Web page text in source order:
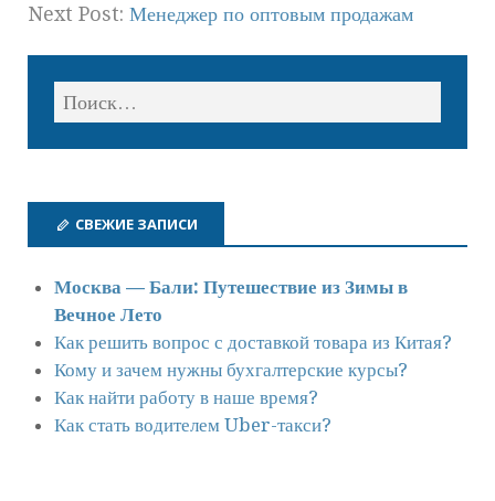
Next Post: Менеджер по оптовым продажам
СВЕЖИЕ ЗАПИСИ
Москва — Бали: Путешествие из Зимы в
Вечное Лето
Как решить вопрос с доставкой товара из Китая?
Кому и зачем нужны бухгалтерские курсы?
Как найти работу в наше время?
Как стать водителем Uber-такси?